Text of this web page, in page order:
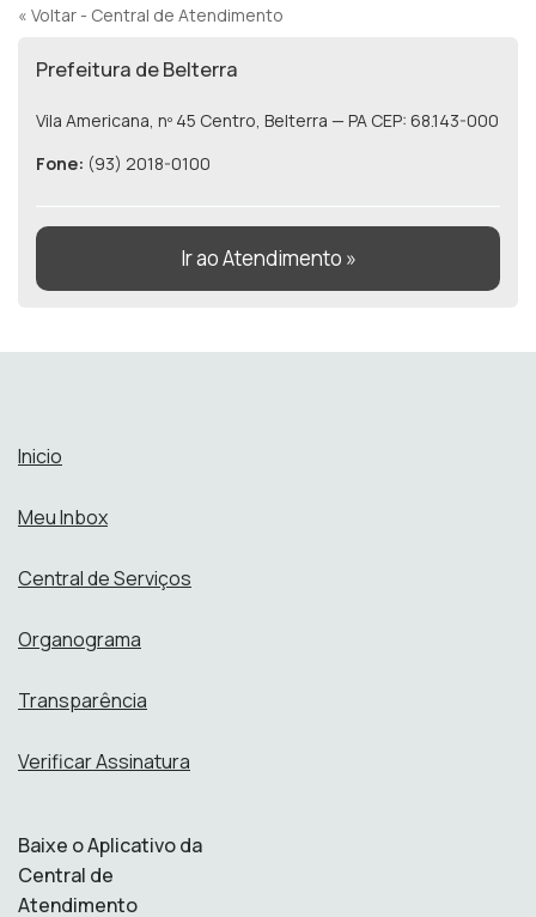
« Voltar - Central de Atendimento
Prefeitura de Belterra
Vila Americana, nº 45 Centro, Belterra — PA CEP: 68.143-000
Fone: (93) 2018-0100
Ir ao Atendimento »
Inicio
Meu Inbox
Central de Serviços
Organograma
Transparência
Verificar Assinatura
Baixe o Aplicativo da
Central de
Atendimento